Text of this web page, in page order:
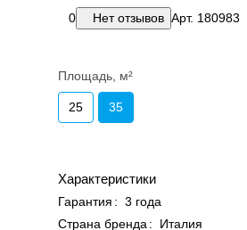
0 Нет отзывов Арт. 180983
Площадь, м²
25 35
Характеристики
Гарантия : 3 года
Страна бренда :
Италия